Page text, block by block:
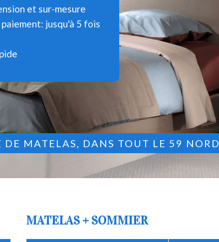
et sur-mesure
jusqu'à 5 fois
MATELAS, DANS TOUT LE 59 NORD
MATELAS + SOMMIER